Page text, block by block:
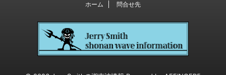
ホーム 問合せ先